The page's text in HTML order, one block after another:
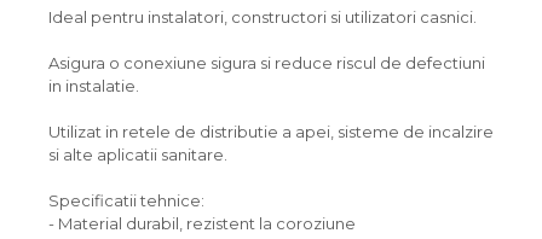
Ideal pentru instalatori, constructori si utilizatori casnici.
Asigura o conexiune sigura si reduce riscul de defectiuni
in instalatie.
Utilizat in retele de distributie a apei, sisteme de incalzire
si alte aplicatii sanitare.
Specificatii tehnice:
- Material durabil, rezistent la coroziune